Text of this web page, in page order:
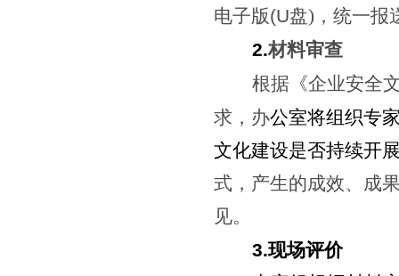
电子版(U盘)，统一报
2.材料审查
根据《企业安全
求，办公室将组织专
文化建设是否持续开
式，产生的成效、成
见。
3.现场评价